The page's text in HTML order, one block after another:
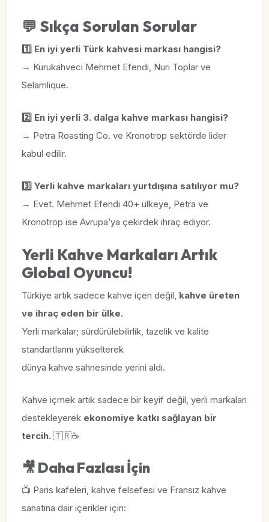
💬 Sıkça Sorulan Sorular
1️⃣ En iyi yerli Türk kahvesi markası hangisi?
→ Kurukahveci Mehmet Efendi, Nuri Toplar ve
Selamlique.
2️⃣ En iyi yerli 3. dalga kahve markası hangisi?
→ Petra Roasting Co. ve Kronotrop sektörde lider
kabul edilir.
3️⃣ Yerli kahve markaları yurtdışına satılıyor mu?
→ Evet. Mehmet Efendi 40+ ülkeye, Petra ve
Kronotrop ise Avrupa’ya çekirdek ihraç ediyor.
Yerli Kahve Markaları Artık
Global Oyuncu!
Türkiye artık sadece kahve içen değil, kahve üreten
ve ihraç eden bir ülke.
Yerli markalar; sürdürülebilirlik, tazelik ve kalite
standartlarını yükselterek
dünya kahve sahnesinde yerini aldı.
Kahve içmek artık sadece bir keyif değil, yerli markaları
destekleyerek ekonomiye katkı sağlayan bir
tercih. 🇹🇷☕
🎥 Daha Fazlası İçin
📺 Paris kafeleri, kahve felsefesi ve Fransız kahve
sanatına dair içerikler için: